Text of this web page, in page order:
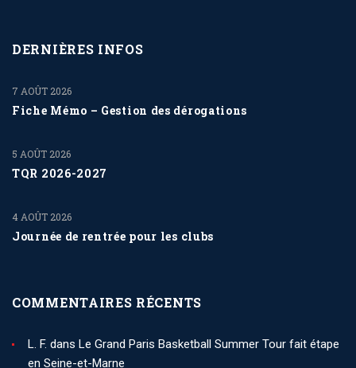
DERNIÈRES INFOS
Fiche Mémo – Gestion des dérogations
7 AOÛT 2026
TQR 2026-2027
5 AOÛT 2026
Journée de rentrée pour les clubs
4 AOÛT 2026
COMMENTAIRES RÉCENTS
L. F. dans Le Grand Paris Basketball Summer Tour fait étape
en Seine-et-Marne